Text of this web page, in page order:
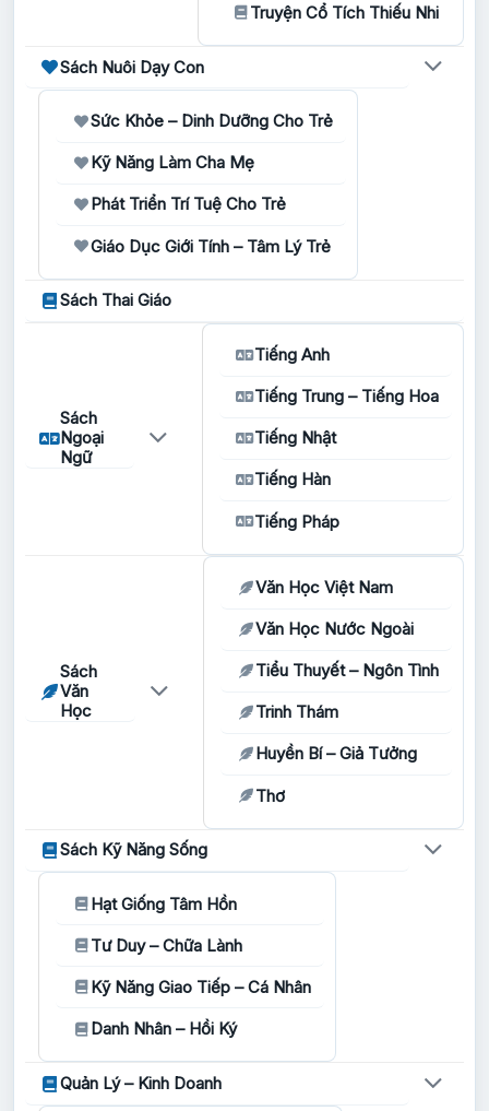
Truyện Cổ Tích Thiếu Nhi
Sách Nuôi Dạy Con
Sức Khỏe – Dinh Dưỡng Cho Trẻ
Kỹ Năng Làm Cha Mẹ
Phát Triển Trí Tuệ Cho Trẻ
Giáo Dục Giới Tính – Tâm Lý Trẻ
Sách Thai Giáo
Sách
Ngoại
Ngữ
Tiếng Anh
Tiếng Trung – Tiếng Hoa
Tiếng Nhật
Tiếng Hàn
Tiếng Pháp
Sách
Văn
Học
Văn Học Việt Nam
Văn Học Nước Ngoài
Tiểu Thuyết – Ngôn Tình
Trinh Thám
Huyền Bí – Giả Tưởng
Thơ
Sách Kỹ Năng Sống
Hạt Giống Tâm Hồn
Tư Duy – Chữa Lành
Kỹ Năng Giao Tiếp – Cá Nhân
Danh Nhân – Hồi Ký
Quản Lý – Kinh Doanh